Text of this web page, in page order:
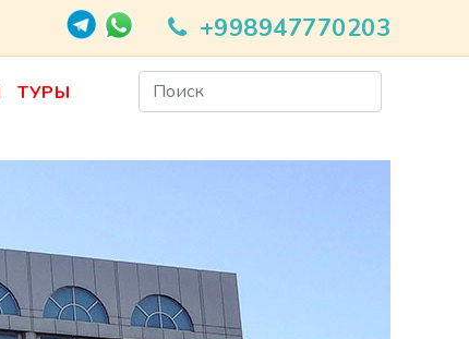
+998947770203
ТУРЫ